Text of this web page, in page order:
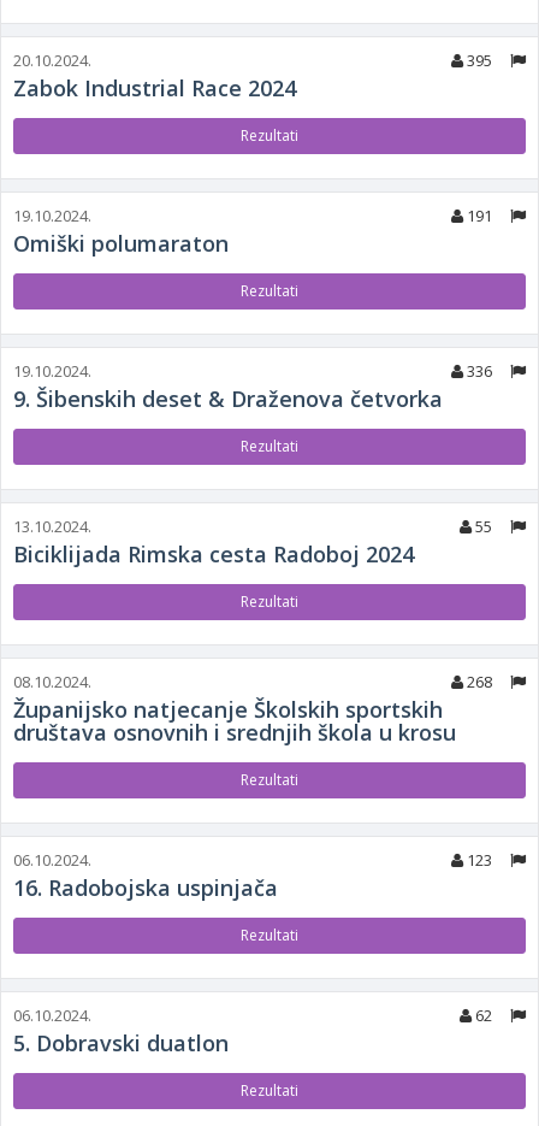
20.10.2024. 395
Zabok Industrial Race 2024
Rezultati
19.10.2024. 191
Omiški polumaraton
Rezultati
19.10.2024. 336
9. Šibenskih deset & Draženova četvorka
Rezultati
13.10.2024. 55
Biciklijada Rimska cesta Radoboj 2024
Rezultati
08.10.2024. 268
Županijsko natjecanje Školskih sportskih
društava osnovnih i srednjih škola u krosu
Rezultati
06.10.2024. 123
16. Radobojska uspinjača
Rezultati
06.10.2024. 62
5. Dobravski duatlon
Rezultati